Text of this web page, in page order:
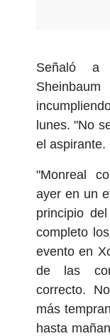
Señaló a
lunes. "No
el aspirante.
"Monreal
ayer en un
principio
completo
evento en
de las
correcto.
más
hasta